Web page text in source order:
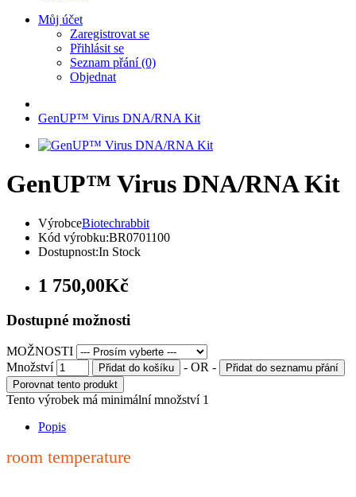
Můj účet
Zaregistrovat se
Přihlásit se
Seznam přání (0)
Objednat
GenUP™ Virus DNA/RNA Kit
GenUP™ Virus DNA/RNA Kit
VýrobceBiotechrabbit
Kód výrobku:BR0701100
Dostupnost:In Stock
1 750,00Kč
Dostupné možnosti
MOŽNOSTI
Množství
Přidat do košíku - OR -
Přidat do seznamu přání
Porovnat tento produkt
Tento výrobek má minimální množství 1
Popis
room temperature